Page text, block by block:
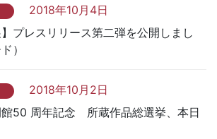
2018年10月4日
】プレスリリース第二弾を公開しまし
）
2018年10月2日
館50 周年記念 所蔵作品総選挙、本日